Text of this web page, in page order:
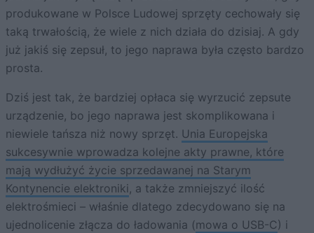
produkowane w Polsce Ludowej sprzęty cechowały się
taką trwałością, że wiele z nich działa do dzisiaj. A gdy
już jakiś się zepsuł, to jego naprawa była często bardzo
prosta.
Dziś jest tak, że bardziej opłaca się wyrzucić zepsute
urządzenie, bo jego naprawa jest skomplikowana i
niewiele tańsza niż nowy sprzęt. Unia Europejska
sukcesywnie wprowadza kolejne akty prawne, które
mają wydłużyć życie sprzedawanej na Starym
Kontynencie elektroniki, a także zmniejszyć ilość
elektrośmieci – właśnie dlatego zdecydowano się na
ujednolicenie złącza do ładowania (mowa o USB-C) i